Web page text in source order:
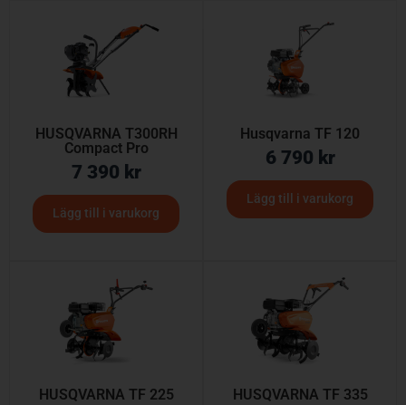
HUSQVARNA T300RH
Compact Pro
7 390 kr
Lägg till i varukorg
Husqvarna TF 120
6 790 kr
Lägg till i varukorg
HUSQVARNA TF 225 HUSQVARNA TF 335